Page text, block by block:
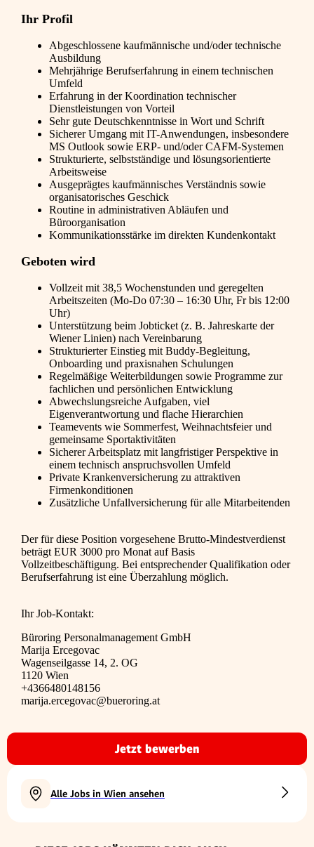
Ihr Profil
Abgeschlossene kaufmännische und/oder technische
Ausbildung
Mehrjährige Berufserfahrung in einem technischen
Umfeld
Erfahrung in der Koordination technischer
Dienstleistungen von Vorteil
Sehr gute Deutschkenntnisse in Wort und Schrift
Sicherer Umgang mit IT-Anwendungen, insbesondere
MS Outlook sowie ERP- und/oder CAFM-Systemen
Strukturierte, selbstständige und lösungsorientierte
Arbeitsweise
Ausgeprägtes kaufmännisches Verständnis sowie
organisatorisches Geschick
Routine in administrativen Abläufen und
Büroorganisation
Kommunikationsstärke im direkten Kundenkontakt
Geboten wird
Vollzeit mit 38,5 Wochenstunden und geregelten
Arbeitszeiten (Mo-Do 07:30 – 16:30 Uhr, Fr bis 12:00
Uhr)
Unterstützung beim Jobticket (z. B. Jahreskarte der
Wiener Linien) nach Vereinbarung
Strukturierter Einstieg mit Buddy-Begleitung,
Onboarding und praxisnahen Schulungen
Regelmäßige Weiterbildungen sowie Programme zur
fachlichen und persönlichen Entwicklung
Abwechslungsreiche Aufgaben, viel
Eigenverantwortung und flache Hierarchien
Teamevents wie Sommerfest, Weihnachtsfeier und
gemeinsame Sportaktivitäten
Sicherer Arbeitsplatz mit langfristiger Perspektive in
einem technisch anspruchsvollen Umfeld
Private Krankenversicherung zu attraktiven
Firmenkonditionen
Zusätzliche Unfallversicherung für alle Mitarbeitenden
Der für diese Position vorgesehene Brutto-Mindestverdienst
beträgt EUR 3000 pro Monat auf Basis
Vollzeitbeschäftigung. Bei entsprechender Qualifikation oder
Berufserfahrung ist eine Überzahlung möglich.
Ihr Job-Kontakt:
Büroring Personalmanagement GmbH
Marija Ercegovac
Wagenseilgasse 14, 2. OG
1120 Wien
+4366480148156
marija.ercegovac@bueroring.at
Jetzt bewerben
Alle Jobs in Wien ansehen